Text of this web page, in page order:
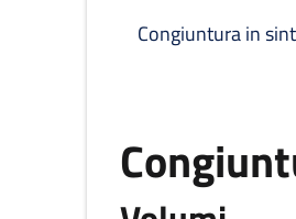
Congiuntura in